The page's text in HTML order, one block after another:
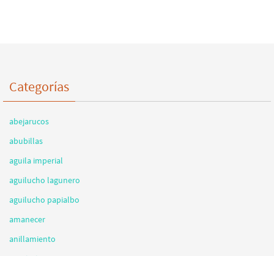
Categorías
abejarucos
abubillas
aguila imperial
aguilucho lagunero
aguilucho papialbo
amanecer
anillamiento